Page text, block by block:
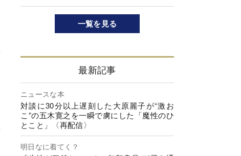
一覧を見る
最新記事
ニュースな本
対談に30分以上遅刻した大原麗子が“激お
こ”の五木寛之を一瞬で虜にした「魔性のひ
とこと」〈再配信〉
明日なに着てく？